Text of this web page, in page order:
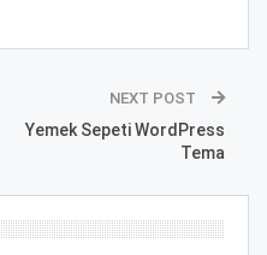
NEXT POST
Yemek Sepeti WordPress
Tema